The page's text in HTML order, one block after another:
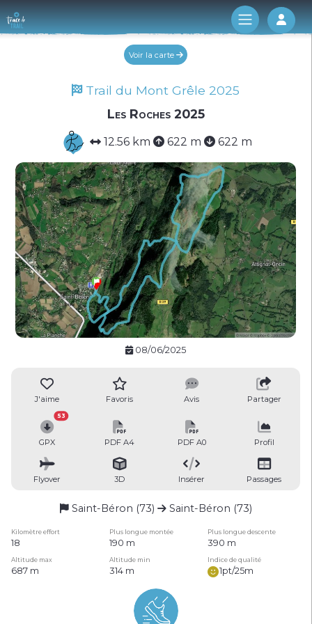
Log
Voir la carte
Trail du Mont Grêle 2025
Les Roches 2025
12.56 km 622 m 622 m
08/06/2025
J'aime Favoris Avis Partager
GPX
53
PDF A4 PDF A0 Profil
Flyover 3D Insérer Passages
Saint-Béron (73) Saint-Béron (73)
Kilomètre effort Plus longue montée Plus longue descente
18 190 m 390 m
Altitude max Altitude min Indice de qualité
687 m 314 m 1pt/25m